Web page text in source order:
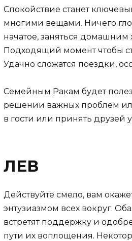
Спокойствие станет
многими вещами. Ничего
начатое, заняться
Подходящий момент чтобы
Удачно сложатся поездки,
Семейным Ракам будет
решении важных проблем
в гости или принять друзей
ЛЕВ
Действуйте смело, вам
энтузиазмом всех вокруг.
встретят поддержку и
пути их воплощения.